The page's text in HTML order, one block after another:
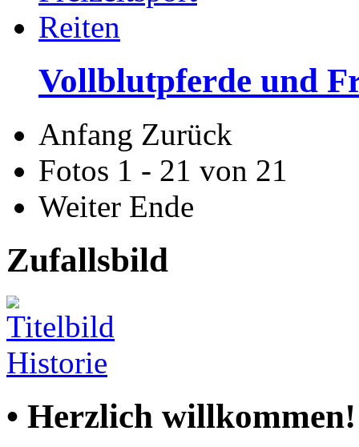
Vollblutpferde und
Anfang Zurück
Fotos 1 - 21 von 21
Weiter Ende
Zufallsbild
• Herzlich willkommen!